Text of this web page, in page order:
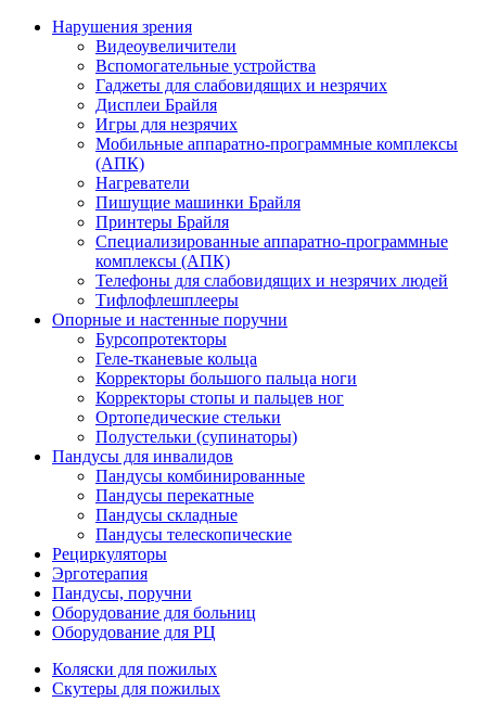
Нарушения зрения
Видеоувеличители
Вспомогательные устройства
Гаджеты для слабовидящих и незрячих
Дисплеи Брайля
Игры для незрячих
Мобильные аппаратно-программные комплексы
(АПК)
Нагреватели
Пишущие машинки Брайля
Принтеры Брайля
Специализированные аппаратно-программные
комплексы (АПК)
Телефоны для слабовидящих и незрячих людей
Тифлофлешплееры
Опорные и настенные поручни
Бурсопротекторы
Геле-тканевые кольца
Корректоры большого пальца ноги
Корректоры стопы и пальцев ног
Ортопедические стельки
Полустельки (супинаторы)
Пандусы для инвалидов
Пандусы комбинированные
Пандусы перекатные
Пандусы складные
Пандусы телескопические
Рециркуляторы
Эрготерапия
Пандусы, поручни
Оборудование для больниц
Оборудование для РЦ
Коляски для пожилых
Скутеры для пожилых